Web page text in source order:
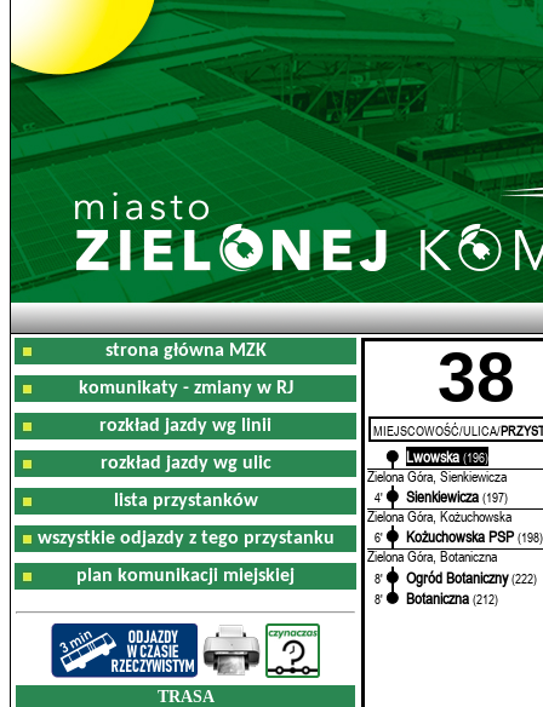
strona główna MZK
komunikaty - zmiany w RJ
rozkład jazdy wg linii
rozkład jazdy wg ulic
lista przystanków
wszystkie odjazdy z tego przystanku
plan komunikacji miejskiej
TRASA
38
MIEJSCOWOŚĆ/ULICA/
Lwowska (196)
Zielona Góra, Sienkiewicza
4' Sienkiewicza (197)
Zielona Góra, Kożuchowska
6' Kożuchowska PSP (198)
Zielona Góra, Botaniczna
8' Ogród Botaniczny (222)
8'
Botaniczna (212)